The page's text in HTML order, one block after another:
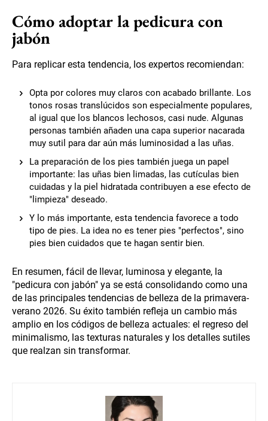
Cómo adoptar la pedicura con
jabón
Para replicar esta tendencia, los expertos recomiendan:
Opta por colores muy claros con acabado brillante. Los
tonos rosas translúcidos son especialmente populares,
al igual que los blancos lechosos, casi nude. Algunas
personas también añaden una capa superior nacarada
muy sutil para dar aún más luminosidad a las uñas.
La preparación de los pies también juega un papel
importante: las uñas bien limadas, las cutículas bien
cuidadas y la piel hidratada contribuyen a ese efecto de
"limpieza" deseado.
Y lo más importante, esta tendencia favorece a todo
tipo de pies. La idea no es tener pies "perfectos", sino
pies bien cuidados que te hagan sentir bien.
En resumen, fácil de llevar, luminosa y elegante, la
"pedicura con jabón" ya se está consolidando como una
de las principales tendencias de belleza de la primavera-
verano 2026. Su éxito también refleja un cambio más
amplio en los códigos de belleza actuales: el regreso del
minimalismo, las texturas naturales y los detalles sutiles
que realzan sin transformar.